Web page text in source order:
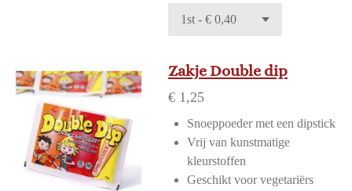
Zakje Double dip
€ 1,25
Snoeppoeder met een dipstick
Vrij van kunstmatige
kleurstoffen
Geschikt voor vegetariërs